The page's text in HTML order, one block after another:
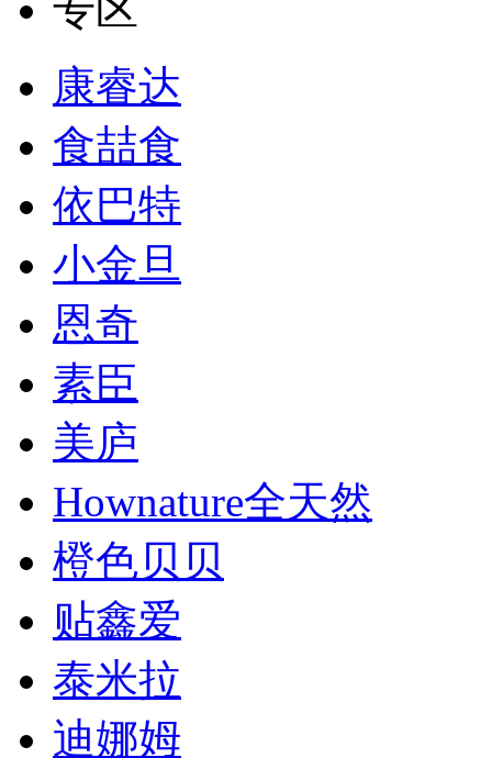
康睿达
食喆食
依巴特
小金旦
恩奇
素臣
美庐
Hownature全天然
橙色贝贝
贴鑫爱
泰米拉
迪娜姆